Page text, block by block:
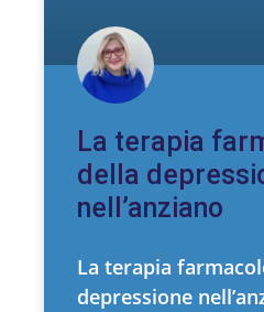
La terapia
della
nell’anziano
La terapia
depressione